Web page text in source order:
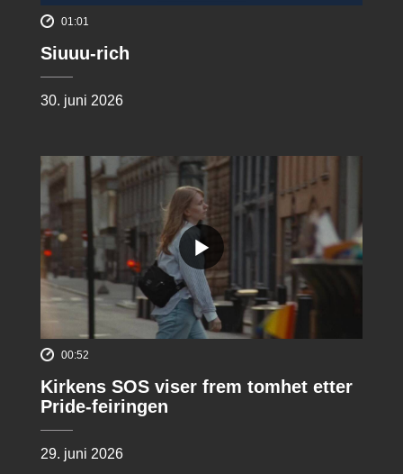
01:01
Siuuu-rich
30. juni 2026
00:52
Kirkens SOS viser frem tomhet etter
Pride-feiringen
29. juni 2026